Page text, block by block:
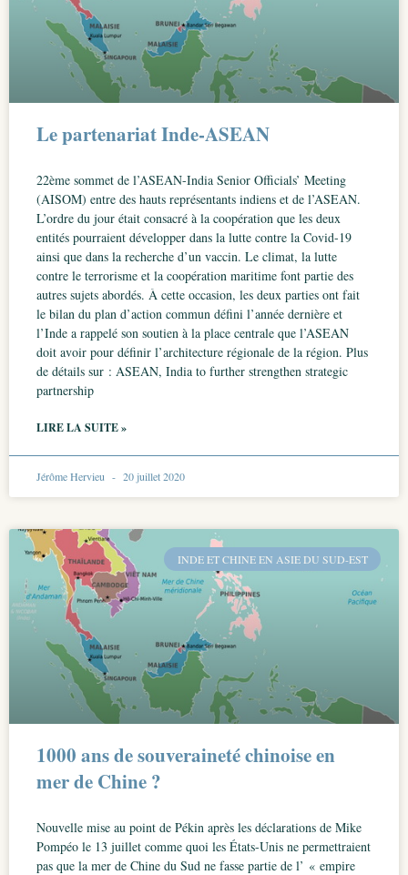
Le partenariat Inde-ASEAN
22ème sommet de l’ASEAN-India Senior Officials’ Meeting
(AISOM) entre des hauts représentants indiens et de l’ASEAN.
L’ordre du jour était consacré à la coopération que les deux
entités pourraient développer dans la lutte contre la Covid-19
ainsi que dans la recherche d’un vaccin. Le climat, la lutte
contre le terrorisme et la coopération maritime font partie des
autres sujets abordés. À cette occasion, les deux parties ont fait
le bilan du plan d’action commun défini l’année dernière et
l’Inde a rappelé son soutien à la place centrale que l’ASEAN
doit avoir pour définir l’architecture régionale de la région. Plus
de détails sur : ASEAN, India to further strengthen strategic
partnership
LIRE LA SUITE »
Jérôme Hervieu 20 juillet 2020
INDE ET CHINE EN ASIE DU SUD-EST
1000 ans de souveraineté chinoise en
mer de Chine ?
Nouvelle mise au point de Pékin après les déclarations de Mike
Pompéo le 13 juillet comme quoi les États-Unis ne permettraient
pas que la mer de Chine du Sud ne fasse partie de l’ « empire